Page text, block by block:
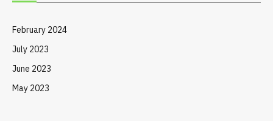
February 2024
July 2023
June 2023
May 2023